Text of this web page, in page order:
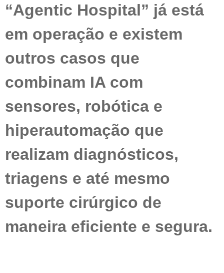
“Agentic Hospital” já está
em operação e existem
outros casos que
combinam IA com
sensores, robótica e
hiperautomação que
realizam diagnósticos,
triagens e até mesmo
suporte cirúrgico de
maneira eficiente e segura.